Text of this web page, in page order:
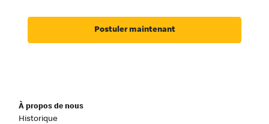
Postuler maintenant
À propos de nous
Historique